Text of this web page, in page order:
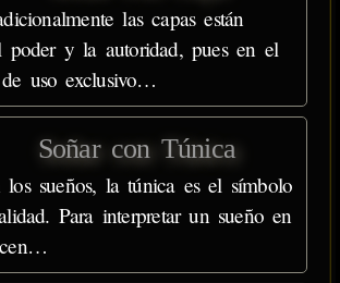
las capas están
poder y la autoridad, pues en el
uso exclusivo…
Soñar con Túnica
los sueños, la túnica es el símbolo
Para interpretar un sueño en